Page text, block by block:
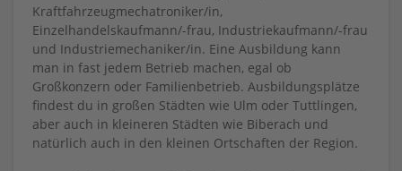
Kraftfahrzeugmechatroniker/in,
Einzelhandelskaufmann/-frau, Industriekaufmann/-frau
und Industriemechaniker/in. Eine Ausbildung kann
man in fast jedem Betrieb machen, egal ob
Großkonzern oder Familienbetrieb. Ausbildungsplätze
findest du in großen Städten wie Ulm oder Tuttlingen,
aber auch in kleineren Städten wie Biberach und
natürlich auch in den kleinen Ortschaften der Region.